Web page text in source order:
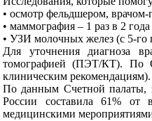
• осмотр фельдшером,
• маммография – 1 раз в 2
• УЗИ молочных желез (с 5-го
Для уточнения диагноза
томографией (ПЭТ/КТ). По
клиническим рекомендациям).
По данным Счетной палаты,
России составила 61% от
медицинскими